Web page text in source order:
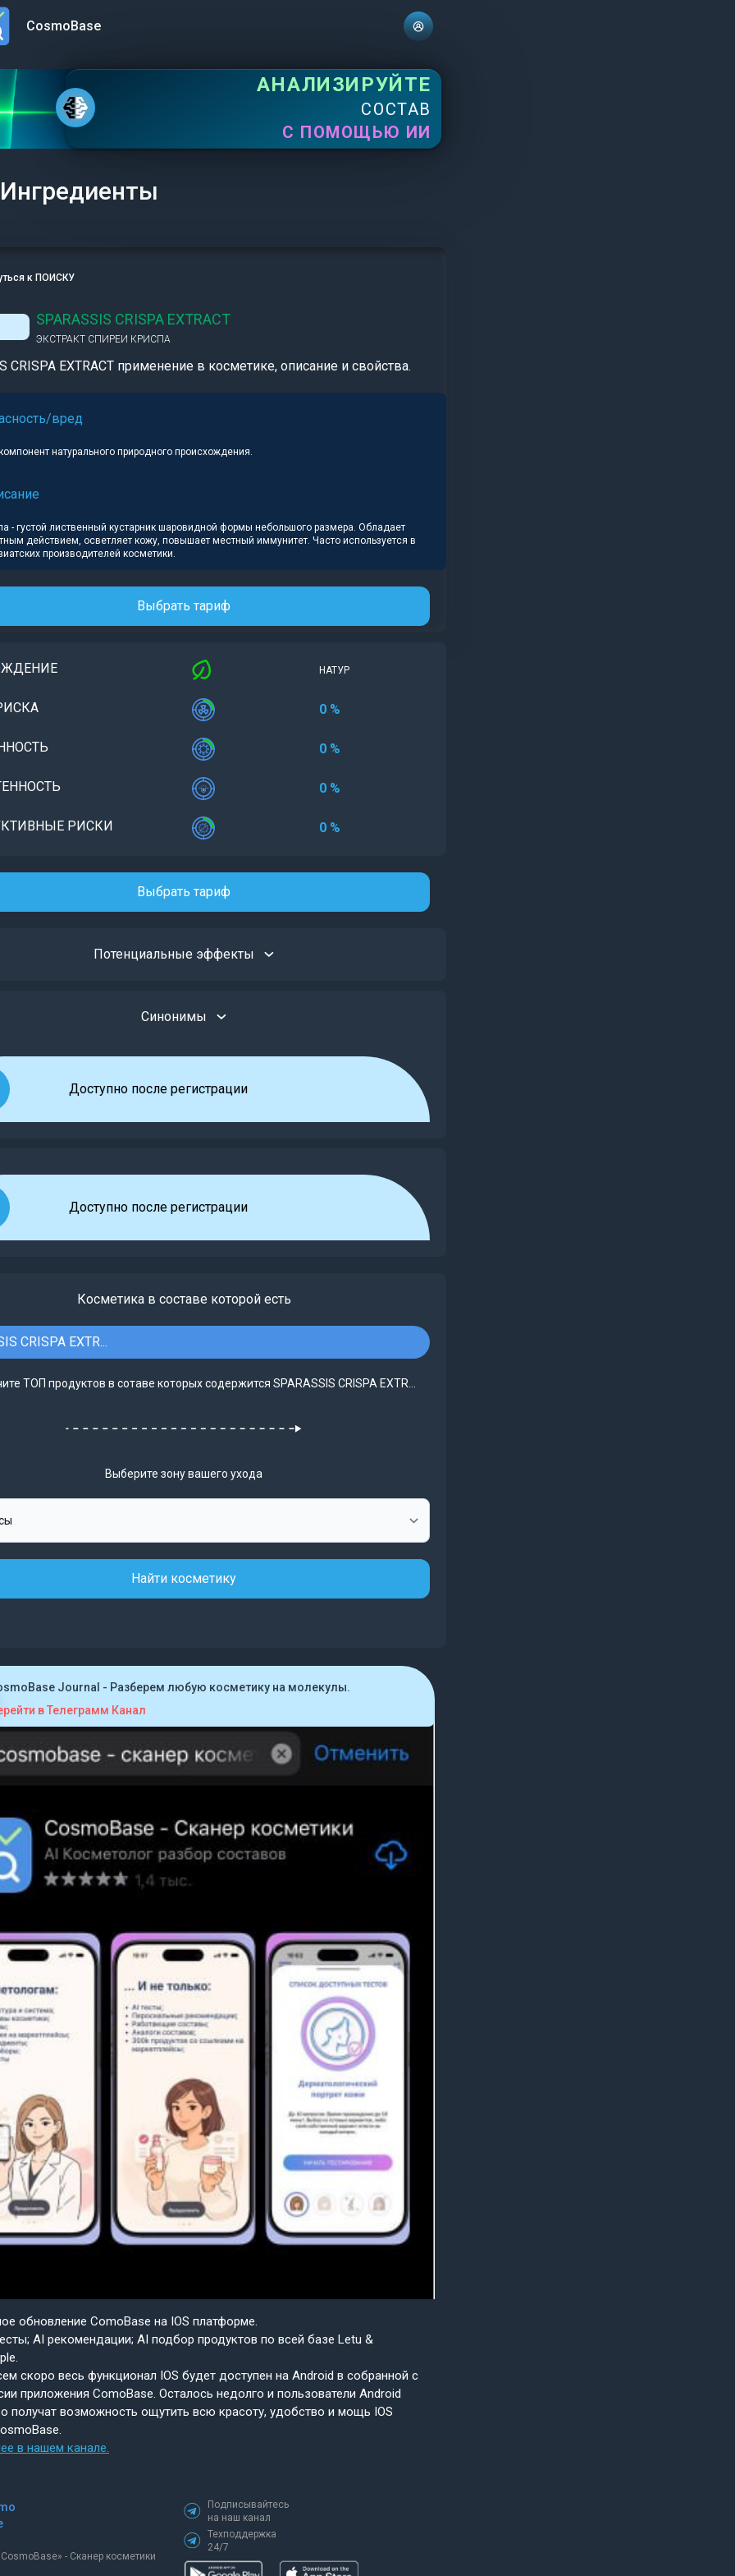
menuCosmoBase
АНАЛИЗИРУЙТЕ
СОСТАВ
С ПОМОЩЬЮ ИИ
Ингредиенты
к ПОИСКУ
SPARASSIS CRISPA EXTRACT
ЭКСТРАКТ СПИРЕИ КРИСПА
CRISPA EXTRACT применение в косметике, описание и свойства.
вред
натурального природного происхождения.
- густой лиственный кустарник шаровидной формы небольшого размера. Обладает
действием, осветляет кожу, повышает местный иммунитет. Часто используется в
производителей косметики.
Выбрать тариф
НАТУР
0 %
0 %
0 %
РИСКИ 0 %
Выбрать тариф
Потенциальные эффекты
Синонимы
Доступно после регистрации
Доступно после регистрации
Косметика в составе которой есть
CRISPA EXTR...
ТОП продуктов в сотаве которых содержится SPARASSIS CRISPA EXTR...
Выберите зону вашего ухода
Найти косметику
Journal - Разберем любую косметику на молекулы.
в Телеграмм Канал
обновление ComoBase на IOS платформе.
AI рекомендации; AI подбор продуктов по всей базе Letu &
скоро весь функционал IOS будет доступен на Android в собранной с
приложения ComoBase. Осталось недолго и пользователи Android
получат возможность ощутить всю красоту, удобство и мощь IOS
в нашем канале.
- Сканер косметики
Подписывайтесь
на наш канал
Техподдержка
24/7